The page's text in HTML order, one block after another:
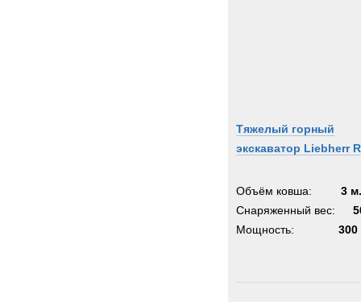
Тяжелый горный
экскаватор Liebherr
Объём ковша:
3
Снаряженный вес:
Мощность:
300